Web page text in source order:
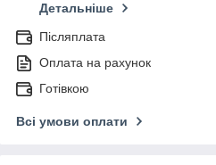
Детальніше
Післяплата
Оплата на рахунок
Готівкою
Всі умови оплати